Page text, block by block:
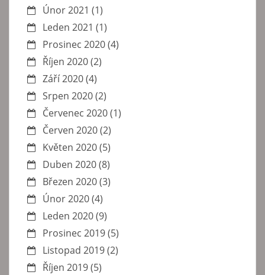
Únor 2021 (1)
Leden 2021 (1)
Prosinec 2020(4)
Říjen 2020(2)
Září 2020(4)
Srpen 2020(2)
Červenec 2020(1)
Červen 2020(2)
Květen 2020(5)
Duben 2020(8)
Březen 2020(3)
Únor 2020(4)
Leden 2020(9)
Prosinec 2019(5)
Listopad 2019(2)
Říjen 2019(5)